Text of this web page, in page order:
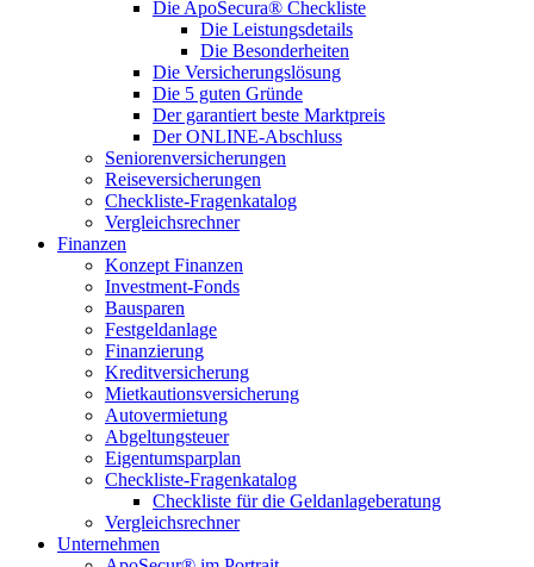
Die ApoSecura® Checkliste
Die Leistungsdetails
Die Besonderheiten
Die Versicherungslösung
Die 5 guten Gründe
Der garantiert beste Marktpreis
Der ONLINE-Abschluss
Seniorenversicherungen
Reiseversicherungen
Checkliste-Fragenkatalog
Vergleichsrechner
Finanzen
Konzept Finanzen
Investment-Fonds
Bausparen
Festgeldanlage
Finanzierung
Kreditversicherung
Mietkautionsversicherung
Autovermietung
Abgeltungsteuer
Eigentumsparplan
Checkliste-Fragenkatalog
Checkliste für die Geldanlageberatung
Vergleichsrechner
Unternehmen